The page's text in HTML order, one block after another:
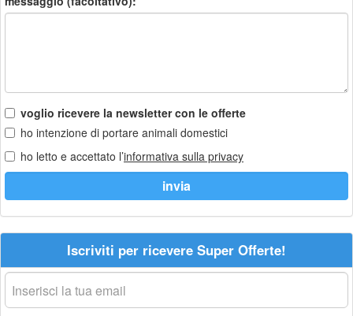
voglio ricevere la newsletter con le offerte
ho intenzione di portare animali domestici
ho letto e accettato l’informativa sulla privacy
Iscriviti per ricevere Super Offerte!
La
tua
email